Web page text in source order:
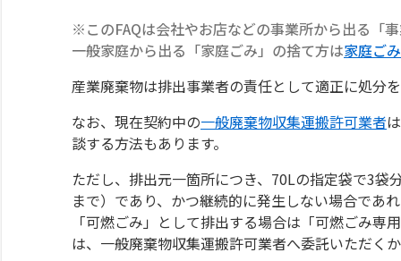
※このFAQは会社やお店などの事業所から出る「
一般家庭から出る「家庭ごみ」の捨て方は家庭ご
産業廃棄物は排出事業者の責任として適正に処分
なお、現在契約中の一般廃棄物収集運搬許可業者
談する方法もあります。
ただし、排出元一箇所につき、70Lの指定袋で3
まで）であり、かつ継続的に発生しない場合であ
「可燃ごみ」として排出する場合は「可燃ごみ
は、一般廃棄物収集運搬許可業者へ委託いただく